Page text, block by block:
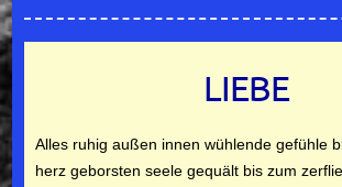
LIEBE
Alles ruhig außen innen wühlende gefühle
herz geborsten seele gequält bis zum